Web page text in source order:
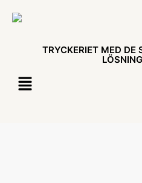
TRYCKERIET MED DE